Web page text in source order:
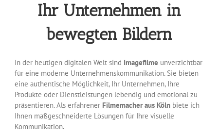
Ihr Unternehmen in
bewegten Bildern
In der heutigen digitalen Welt sind Imagefilme unverzichtbar
für eine moderne Unternehmenskommunikation. Sie bieten
eine authentische Möglichkeit, Ihr Unternehmen, Ihre
Produkte oder Dienstleistungen lebendig und emotional zu
präsentieren. Als erfahrener Filmemacher aus Kölnbiete ich
Ihnen maßgeschneiderte Lösungen für Ihre visuelle
Kommunikation.